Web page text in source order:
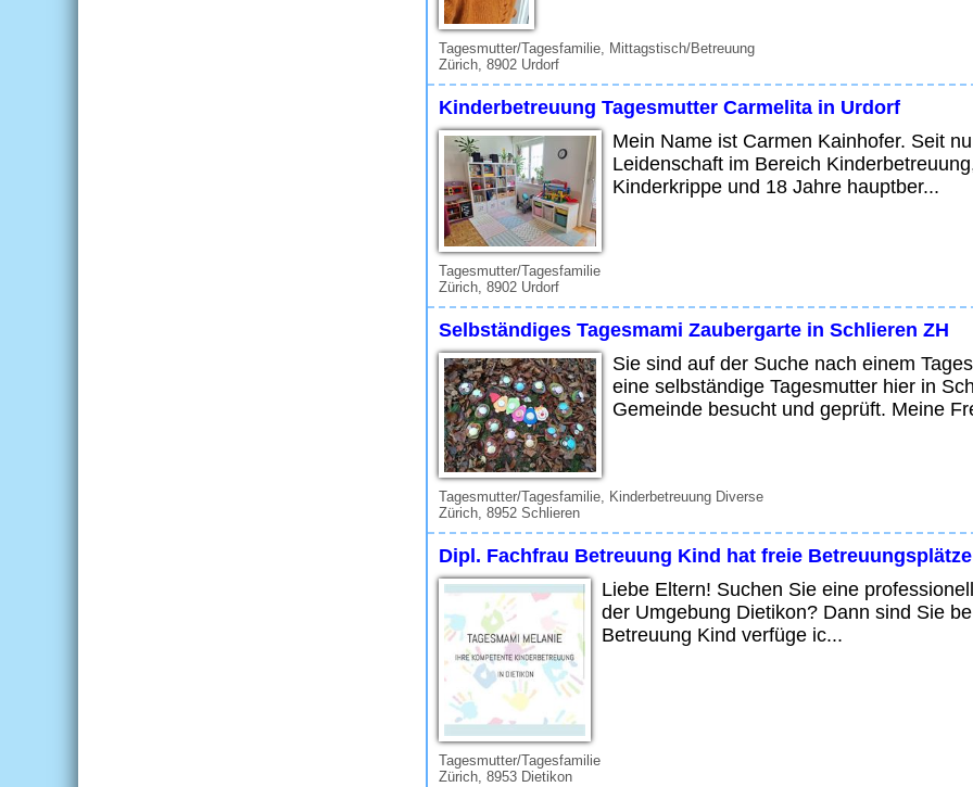
Tagesmutter/Tagesfamilie, Mittagstisch/Betreuung
Zürich, 8902 Urdorf
Kinderbetreuung Tagesmutter Carmelita in Urdorf
Mein Name ist Carmen Kainhofer. Seit
Leidenschaft im Bereich
Kinderkrippe und 18 Jahre hauptber...
Tagesmutter/Tagesfamilie
Zürich, 8902 Urdorf
Selbständiges Tagesmami Zaubergarte in Schlieren ZH
Sie sind auf der Suche nach einem
eine selbständige Tagesmutter hier in
Gemeinde besucht und geprüft. Meine
Tagesmutter/Tagesfamilie, Kinderbetreuung Diverse
Zürich, 8952 Schlieren
Dipl. Fachfrau Betreuung Kind hat freie Betreuungsplätze
Liebe Eltern! Suchen Sie eine
der Umgebung Dietikon? Dann sind Sie
Betreuung Kind verfüge ic...
Tagesmutter/Tagesfamilie
Zürich, 8953 Dietikon